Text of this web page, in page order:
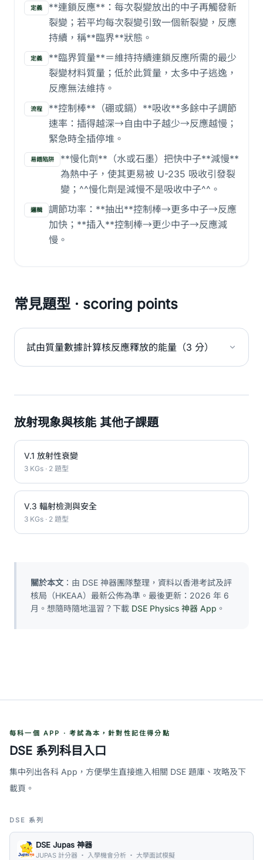
定義
**連鎖反應**：每次裂變放出的中子再觸發新
裂變；若平均每次裂變引致一個新裂變，反應
持續，稱**臨界**狀態。
定義
**臨界質量**＝維持持續連鎖反應所需的最少
裂變材料質量；低於此質量，太多中子逃逸，
反應無法維持。
流程
**控制棒**（硼或鎘）**吸收**多餘中子調節
速率：插得越深→自由中子越少→反應越慢；
緊急時全插停堆。
易錯陷阱
**慢化劑**（水或石墨）把快中子**減慢**
為熱中子，使其更易被 U-235 吸收引發裂
變；^^慢化劑是減慢不是吸收中子^^。
邏輯
調節功率：**抽出**控制棒→更多中子→反應
加快；**插入**控制棒→更少中子→反應減
慢。
常見題型 · scoring points
試由質量數據計算核反應釋放的能量（3 分）
放射現象與核能 其他子課題
V.1 放射性衰變
3 KGs · 2 題型
V.3 輻射檢測與安全
3 KGs · 2 題型
關於本文 ：由 DSE 神器團隊整理，資料以香港考試及評
核局（HKEAA）最新公佈為準。最後更新：2026 年 6
月。想隨時隨地溫習？下載 DSE Physics 神器 App 。
每科一個 APP · 考試為本，針對性記住得分點
DSE 系列科目入口
集中列出各科 App，方便學生直接進入相關 DSE 題庫、攻略及下
載頁。
DSE 系列
DSE Jupas 神器
JUPAS 計分器 ・ 入學機會分析 ・ 大學面試模擬